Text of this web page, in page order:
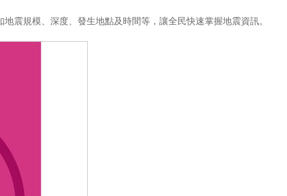
震規模、深度、發生地點及時間等，讓全民快速掌握地震資訊。